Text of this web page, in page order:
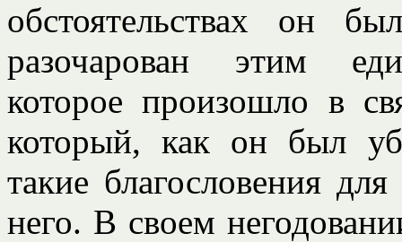
обстоятельствах он
разочарован этим
которое произошло в
который, как он был
такие благословения
него. В своем